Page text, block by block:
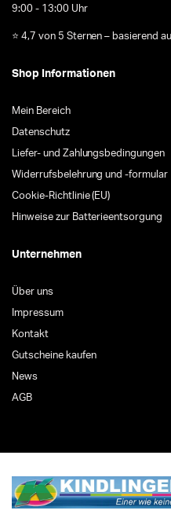
9:00 - 13:00 Uhr
⭐ 4,7 von 5 Sternen – basierend
Shop Informationen
Mein Bereich
Datenschutz
Liefer- und Zahlungsbedingungen
Widerrufsbelehrung und -formular
Cookie-Richtlinie (EU)
Hinweise zur Batterieentsorgung
Unternehmen
Über uns
Impressum
Kontakt
Gutscheine kaufen
News
AGB